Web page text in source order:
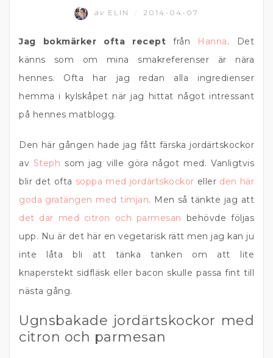
av ELIN 2014-04-07
Jag bokmärker ofta receptfrån Hanna. Det
känns som om mina smakreferenser är nära
hennes. Ofta har jag redan alla ingredienser
hemma i kylskåpet när jag hittat något intressant
på hennes matblogg.
Den här gången hade jag fått färska jordärtskockor
av Steph som jag ville göra något med. Vanligtvis
blir det ofta soppa med jordärtskockor eller den här
goda gratängen med timjan. Men så tänkte jag att
det där med citron och parmesan behövde följas
upp. Nu är det här en vegetarisk rätt men jag kan ju
inte låta bli att tänka tanken om att lite
knaperstekt sidfläsk eller bacon skulle passa fint till
nästa gång.
Ugnsbakade jordärtskockor med
citron och parmesan